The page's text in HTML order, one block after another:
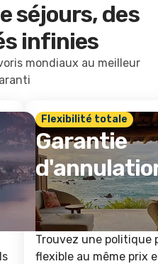
séjours, des
infinies
mondiaux au meilleur
Flexibilité totale
Garantie
Trouvez une politique
flexible au même prix